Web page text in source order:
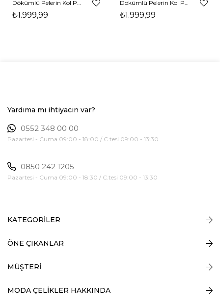
₺1.999,99 ₺1.999,99
Yardıma mı ihtiyacın var?
0552 348 00 00
Pazartesi - Cuma 09:00 - 18:00 / C.tesi 09:00 - 13:30
0850 242 1205
Pazartesi - Cuma 09:00 - 18:30 / C.tesi 09:00 - 13:30
KATEGORİLER
ÖNE ÇIKANLAR
MÜŞTERİ
MODA ÇELİKLER HAKKINDA